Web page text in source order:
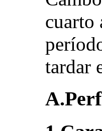
cuarto
tardar